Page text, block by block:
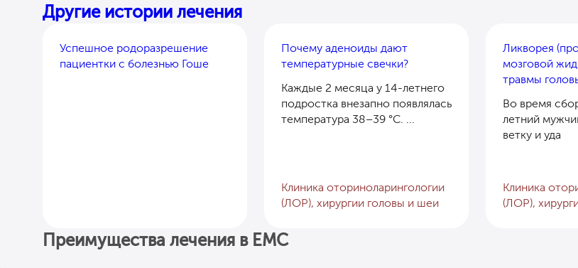
Другие истории лечения
Успешное родоразрешение
пациентки с болезнью Гоше
Почему аденоиды дают
температурные свечки?
Каждые 2 месяца у 14-летнего
подростка внезапно появлялась
температура 38–39 °C. ...
Клиника оториноларингологии
(ЛОР), хирургии головы и шеи
Ликворея
мозговой
травмы
Во время
летний
ветку и уда
Клиника
(ЛОР),
Преимущества лечения в EMC